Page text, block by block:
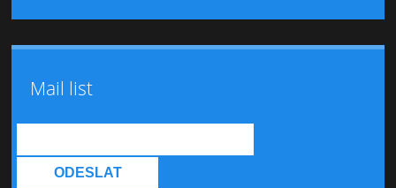
Mail list